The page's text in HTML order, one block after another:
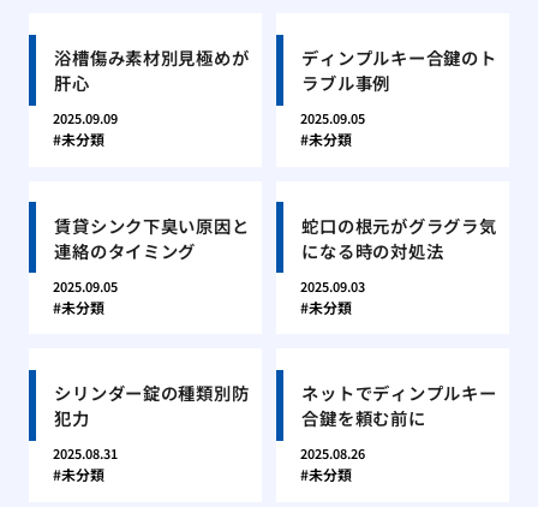
浴槽傷み素材別見極めが
肝心
2025.09.09
未分類
ディンプルキー合鍵のト
ラブル事例
2025.09.05
未分類
賃貸シンク下臭い原因と
連絡のタイミング
2025.09.05
未分類
蛇口の根元がグラグラ気
になる時の対処法
2025.09.03
未分類
シリンダー錠の種類別防
犯力
2025.08.31
未分類
ネットでディンプルキー
合鍵を頼む前に
2025.08.26
未分類